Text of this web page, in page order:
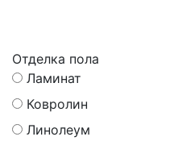
Отделка пола
Ламинат
Ковролин
Линолеум